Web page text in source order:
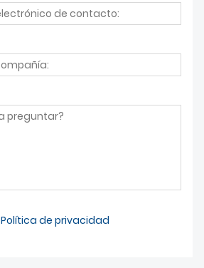
Política de privacidad